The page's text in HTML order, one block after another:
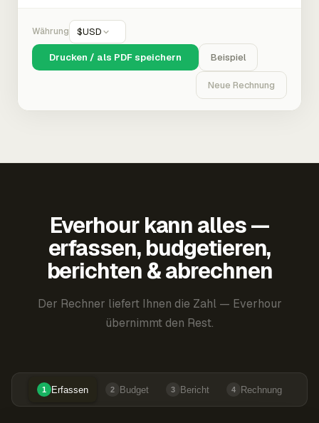
Währung $USD
Drucken / als PDF speichern Beispiel
Neue Rechnung
Everhour kann alles —
erfassen, budgetieren,
berichten & abrechnen
Der Rechner liefert Ihnen die Zahl — Everhour
übernimmt den Rest.
1 Erfassen 2 Budget 3 Bericht 4 Rechnung